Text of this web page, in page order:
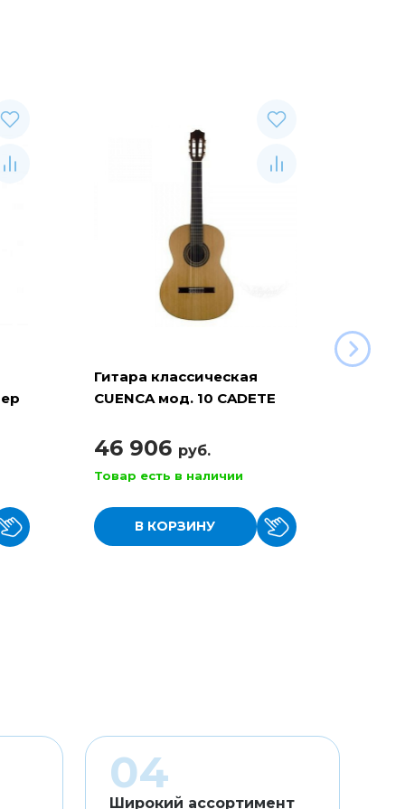
Гитара классическая
CUENCA мод. 10 CADETE
46 906 руб.
Товар есть в наличии
В КОРЗИНУ
Широкий ассортимент